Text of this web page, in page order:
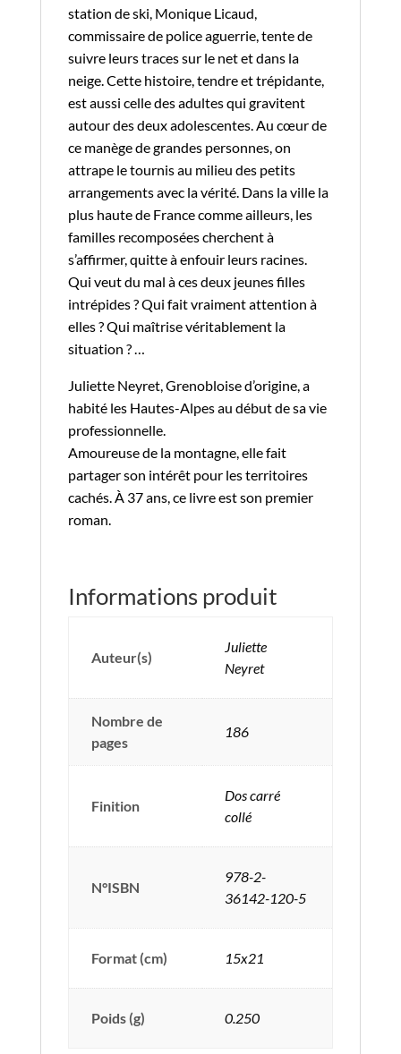
station de ski, Monique Licaud,
commissaire de police aguerrie, tente de
suivre leurs traces sur le net et dans la
neige. Cette histoire, tendre et trépidante,
est aussi celle des adultes qui gravitent
autour des deux adolescentes. Au cœur de
ce manège de grandes personnes, on
attrape le tournis au milieu des petits
arrangements avec la vérité. Dans la ville la
plus haute de France comme ailleurs, les
familles recomposées cherchent à
s’affirmer, quitte à enfouir leurs racines.
Qui veut du mal à ces deux jeunes filles
intrépides ? Qui fait vraiment attention à
elles ? Qui maîtrise véritablement la
situation ? …
Juliette Neyret, Grenobloise d’origine, a
habité les Hautes-Alpes au début de sa vie
professionnelle.
Amoureuse de la montagne, elle fait
partager son intérêt pour les territoires
cachés. À 37 ans, ce livre est son premier
roman.
Informations produit
Auteur(s)
Juliette
Neyret
Nombre de
pages
186
Finition
Dos carré
collé
N°ISBN
978-2-
36142-120-5
Format (cm) 15x21
Poids (g) 0.250